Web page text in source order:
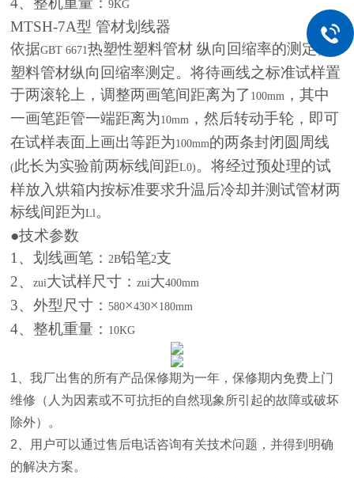
9KG
MTSH-7A型 管材划线器
依据GBT 6671热塑性塑料管材 纵向回缩率的测定做
塑料管材纵向回缩率测定。将待画线之标准试样置
于两滚轮上，调整两画笔间距离为了 100mm ，其中
一画笔距管一端距离为10mm ，然后转动手轮，即可
在试样表面上画出等距为100mm的两条封闭圆周线
(此长为实验前两标线间距L0) 。将经过预处理的试
样放入烘箱内按标准要求升温后冷却并测试管材两
标线间距为Ll 。
●技术参数
1 、划线画笔： 2B铅笔2支
2、zui大试样尺寸：zui大400mm
3、外型尺寸：580×430× 180mm
4、整机重量： 10KG
1 、我厂出售的所有产品保修期为一年，保修期内免费上门
维修（人为因素或不可抗拒的自然现象所引起的故障或破坏
除外）。
2 、用户可以通过售后电话咨询有关技术问题，并得到明确
的解决方案。